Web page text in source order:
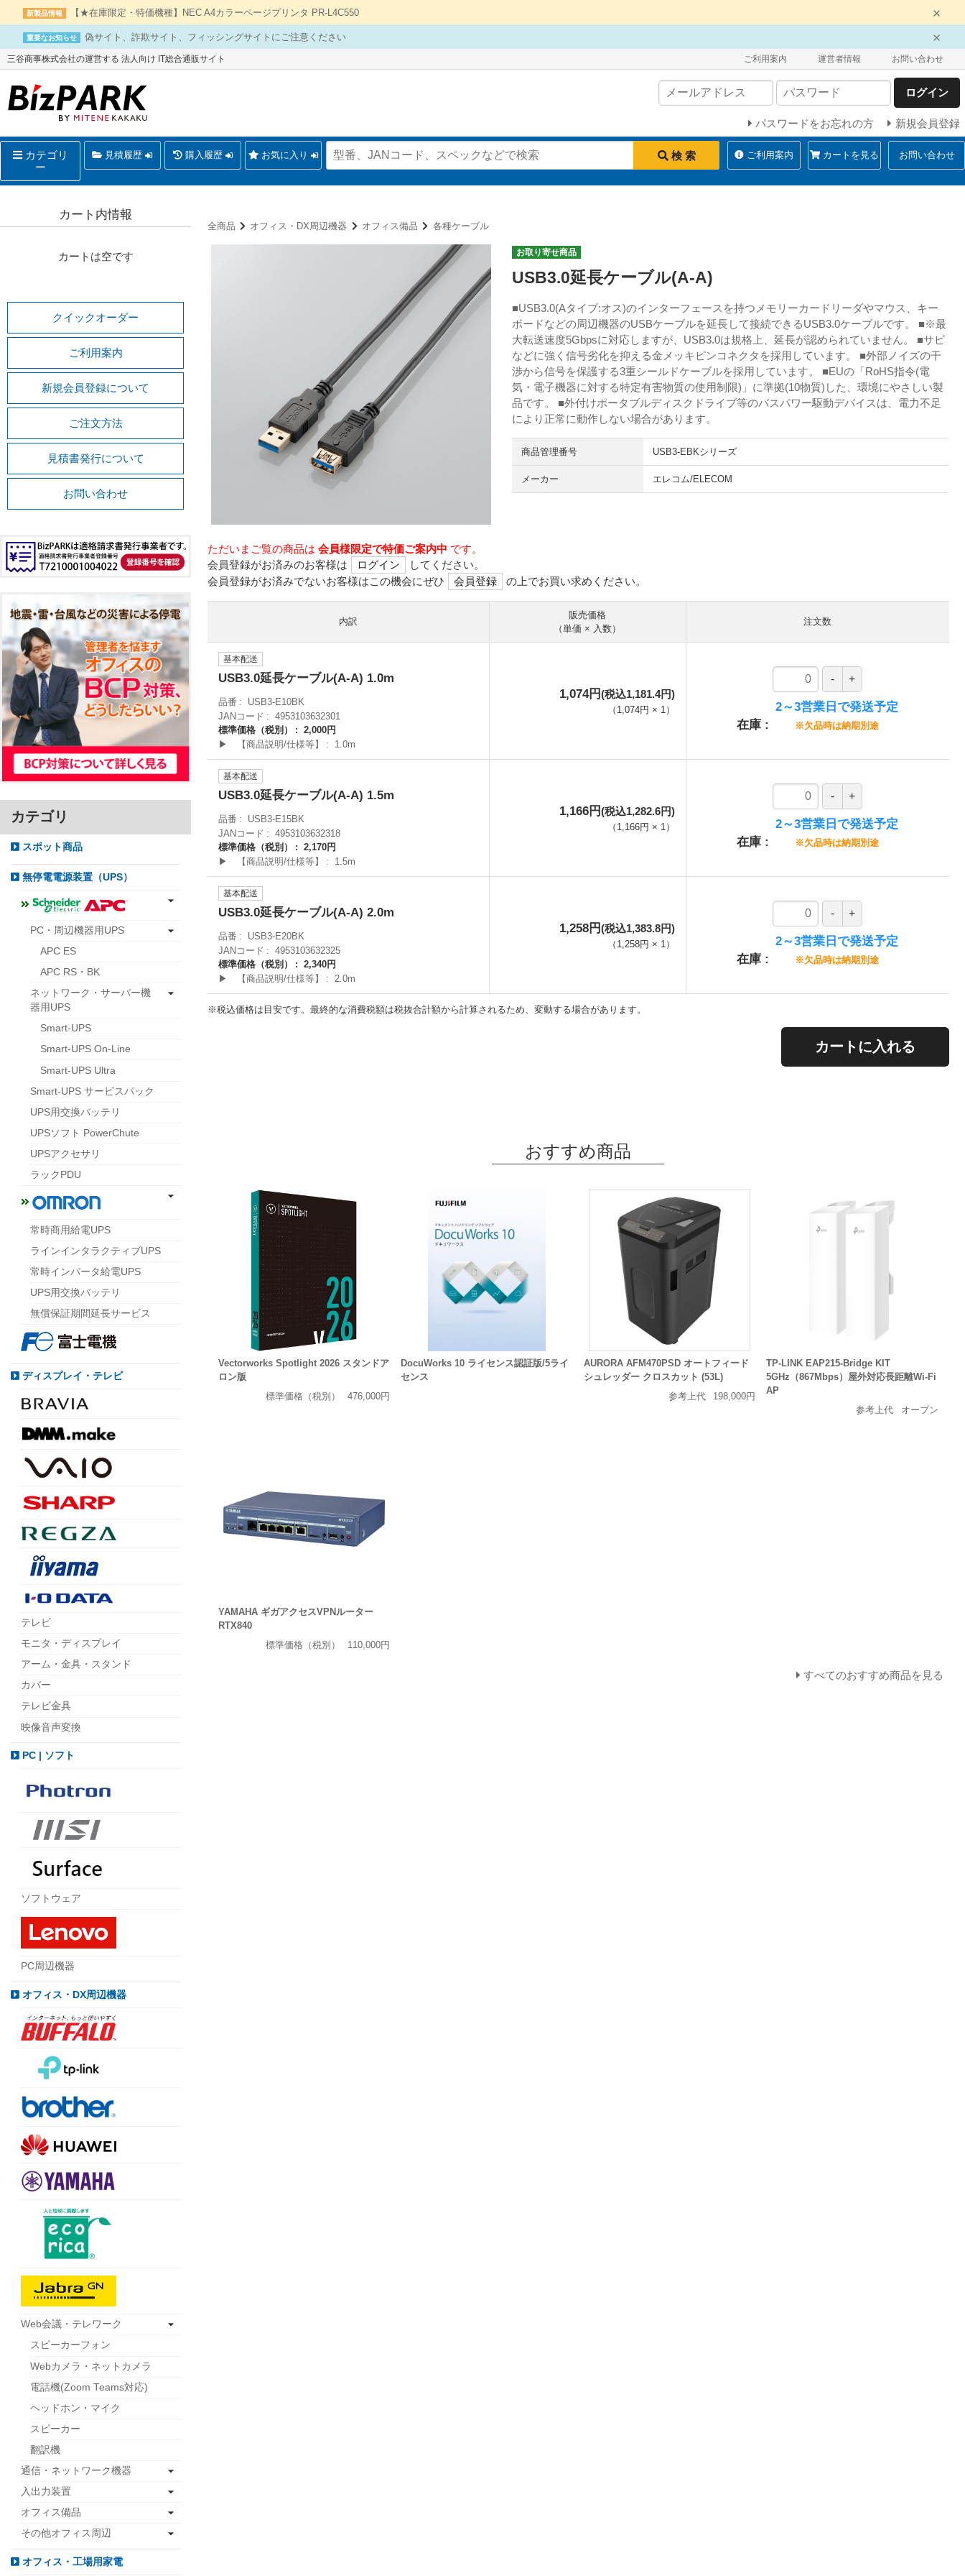
新製品情報 【★在庫限定・特価機種】NEC A4カラーページプリンタ PR-L4C550
重要なお知らせ 偽サイト、詐欺サイト、フィッシングサイトにご注意ください
三谷商事株式会社の運営する 法人向け IT総合通販サイト ご利用案内 運営者情報 お問い合わせ
ログイン
パスワードをお忘れの方 新規会員登録
カテゴリ
ー
見積履歴 購入履歴 お気に入り 検 索 ご利用案内 カートを見る お問い合わせ
全商品 オフィス・DX周辺機器 オフィス備品 各種ケーブル
お取り寄せ商品
USB3.0延長ケーブル(A-A)
■USB3.0(Aタイプ:オス)のインターフェースを持つメモリーカードリーダやマウス、キー
ボードなどの周辺機器のUSBケーブルを延長して接続できるUSB3.0ケーブルです。 ■※最
大転送速度5Gbpsに対応しますが、USB3.0は規格上、延長が認められていません。 ■サビ
などに強く信号劣化を抑える金メッキピンコネクタを採用しています。 ■外部ノイズの干
渉から信号を保護する3重シールドケーブルを採用しています。 ■EUの「RoHS指令(電
気・電子機器に対する特定有害物質の使用制限)」に準拠(10物質)した、環境にやさしい製
品です。 ■外付けポータブルディスクドライブ等のバスパワー駆動デバイスは、電力不足
により正常に動作しない場合があります。
商品管理番号 USB3-EBKシリーズ
メーカー エレコム/ELECOM
ただいまご覧の商品は 会員様限定で特価ご案内中 です。
会員登録がお済みのお客様は
ログイン
してください。
会員登録がお済みでないお客様はこの機会にぜひ
会員登録 の上でお買い求めください。
内訳
販売価格
（単価 × 入数）
注文数
基本配送
USB3.0延長ケーブル(A-A) 1.0m
品番
USB3-E10BK
JANコード
4953103632301
標準価格（税別）
2,000円
▶ 【商品説明/仕様等】
1.0m
1,074円(税込1,181.4円)
（ 1,074円 × 1 ）
在庫
2～3営業日で発送予定
※欠品時は納期別途
基本配送
USB3.0延長ケーブル(A-A) 1.5m
品番
USB3-E15BK
JANコード
4953103632318
標準価格（税別）
2,170円
▶ 【商品説明/仕様等】
1.5m
1,166円(税込1,282.6円)
（ 1,166円 × 1 ）
在庫
2～3営業日で発送予定
※欠品時は納期別途
基本配送
USB3.0延長ケーブル(A-A) 2.0m
品番
USB3-E20BK
JANコード
4953103632325
標準価格（税別）
2,340円
▶ 【商品説明/仕様等】
2.0m
1,258円(税込1,383.8円)
（ 1,258円 × 1 ）
在庫
2～3営業日で発送予定
※欠品時は納期別途
※税込価格は目安です。最終的な消費税額は税抜合計額から計算されるため、変動する場合があります。
カートに入れる
おすすめ商品
Vectorworks Spotlight 2026 スタンドア
ロン版
標準価格（税別）
476,000円
DocuWorks 10 ライセンス認証版/5ライ
センス
AURORA AFM470PSD オートフィード
シュレッダー クロスカット (53L)
参考上代
198,000円
TP-LINK EAP215-Bridge KIT
5GHz（867Mbps）屋外対応長距離Wi-Fi
AP
参考上代
オープン
YAMAHA ギガアクセスVPNルーター
RTX840
標準価格（税別）
110,000円
すべてのおすすめ商品を見る
カート内情報
カートは空です
クイックオーダー
ご利用案内
新規会員登録について
ご注文方法
見積書発行について
お問い合わせ
カテゴリ
スポット商品
無停電電源装置（UPS）
PC・周辺機器用UPS
APC ES
APC RS・BK
ネットワーク・サーバー機
器用UPS
Smart-UPS
Smart-UPS On-Line
Smart-UPS Ultra
Smart-UPS サービスパック
UPS用交換バッテリ
UPSソフト PowerChute
UPSアクセサリ
ラックPDU
常時商用給電UPS
ラインインタラクティブUPS
常時インバータ給電UPS
UPS用交換バッテリ
無償保証期間延長サービス
ディスプレイ・テレビ
テレビ
モニタ・ディスプレイ
アーム・金具・スタンド
カバー
テレビ金具
映像音声変換
PC | ソフト
ソフトウェア
PC周辺機器
オフィス・DX周辺機器
Web会議・テレワーク
スピーカーフォン
Webカメラ・ネットカメラ
電話機(Zoom Teams対応)
ヘッドホン・マイク
スピーカー
翻訳機
通信・ネットワーク機器
入出力装置
オフィス備品
その他オフィス周辺
オフィス・工場用家電